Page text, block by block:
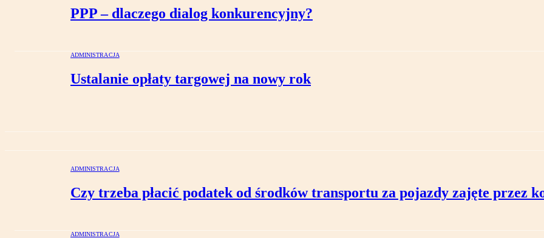
PPP – dlaczego dialog konkurencyjny?
ADMINISTRACJA
Ustalanie opłaty targowej na nowy rok
ADMINISTRACJA
Czy trzeba płacić podatek od środków transportu za pojazdy zajęte przez
ADMINISTRACJA